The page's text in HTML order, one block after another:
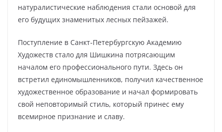
натуралистические наблюдения стали основой для
его будущих знаменитых лесных пейзажей.
Поступление в Санкт-Петербургскую Академию
Художеств стало для Шишкина потрясающим
началом его профессионального пути. Здесь он
встретил единомышленников, получил качественное
художественное образование и начал формировать
свой неповторимый стиль, который принес ему
всемирное признание и славу.